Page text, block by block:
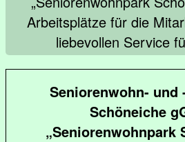
Arbeitsplätze für die
liebevollen Service
Seniorenwohn- und
Schöneiche
„Seniorenwohnpark